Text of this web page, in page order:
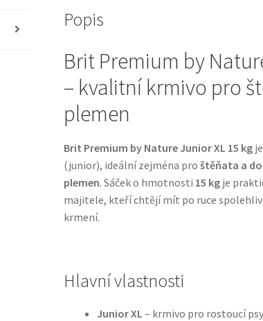
Popis
Brit Premium by
– kvalitní krmivo pro
plemen
Brit Premium by Nature Junior XL 15 kgje
(junior), ideální zejména pro štěňata a
plemen. Sáček o hmotnosti 15 kgje
majitele, kteří chtějí mít po ruce
krmení.
Hlavní vlastnosti
Junior XL – krmivo pro rostoucí